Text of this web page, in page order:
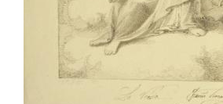
Collection
Contacts and tickets